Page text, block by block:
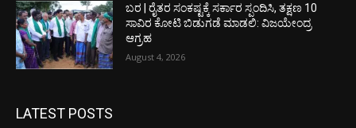
ಬರ | ರೈತರ ಸಂಕಷ್ಟಕ್ಕೆ ಸರ್ಕಾರ ಸ್ಪಂದಿಸಿ, ತಕ್ಷಣ 10
ಸಾವಿರ ಕೋಟಿ ಬಿಡುಗಡೆ ಮಾಡಲಿ: ವಿಜಯೇಂದ್ರ
ಆಗ್ರಹ
August 4, 2026
LATEST POSTS